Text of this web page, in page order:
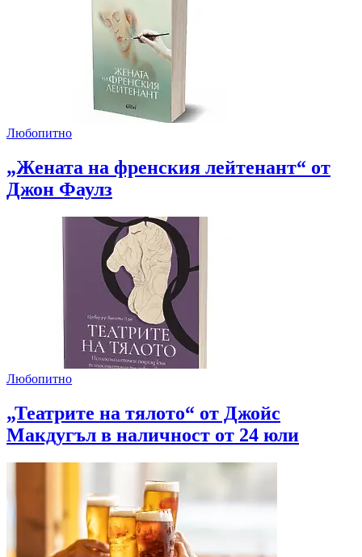
Любопитно
„Жената на френския лейтенант“ от
Джон Фаулз
Любопитно
„Театрите на тялото“ от Джойс
Макдугъл в наличност от 24 юли